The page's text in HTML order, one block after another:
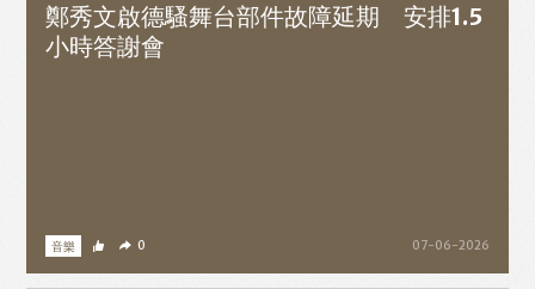
鄭秀文啟德騷舞台部件故障延期 安排1.5
小時答謝會
音樂 07-06-2026
0